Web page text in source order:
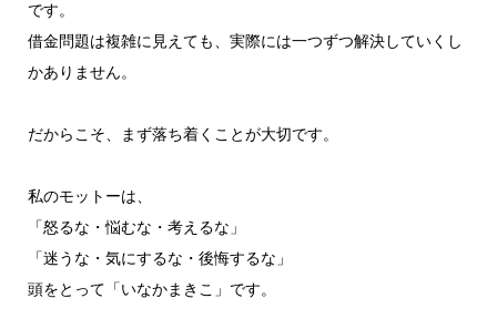
です。
借金問題は複雑に見えても、実際には一つずつ解決していくし
かありません。
だからこそ、まず落ち着くことが大切です。
私のモットーは、
「怒るな・悩むな・考えるな」
「迷うな・気にするな・後悔するな」
頭をとって「いなかまきこ」です。